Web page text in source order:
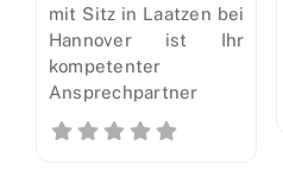
mit Sitz in Laatzen bei
Hannover ist Ihr
kompetenter
Ansprechpartner